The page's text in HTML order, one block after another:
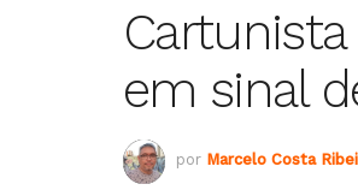
em sinal
por Marcelo Costa